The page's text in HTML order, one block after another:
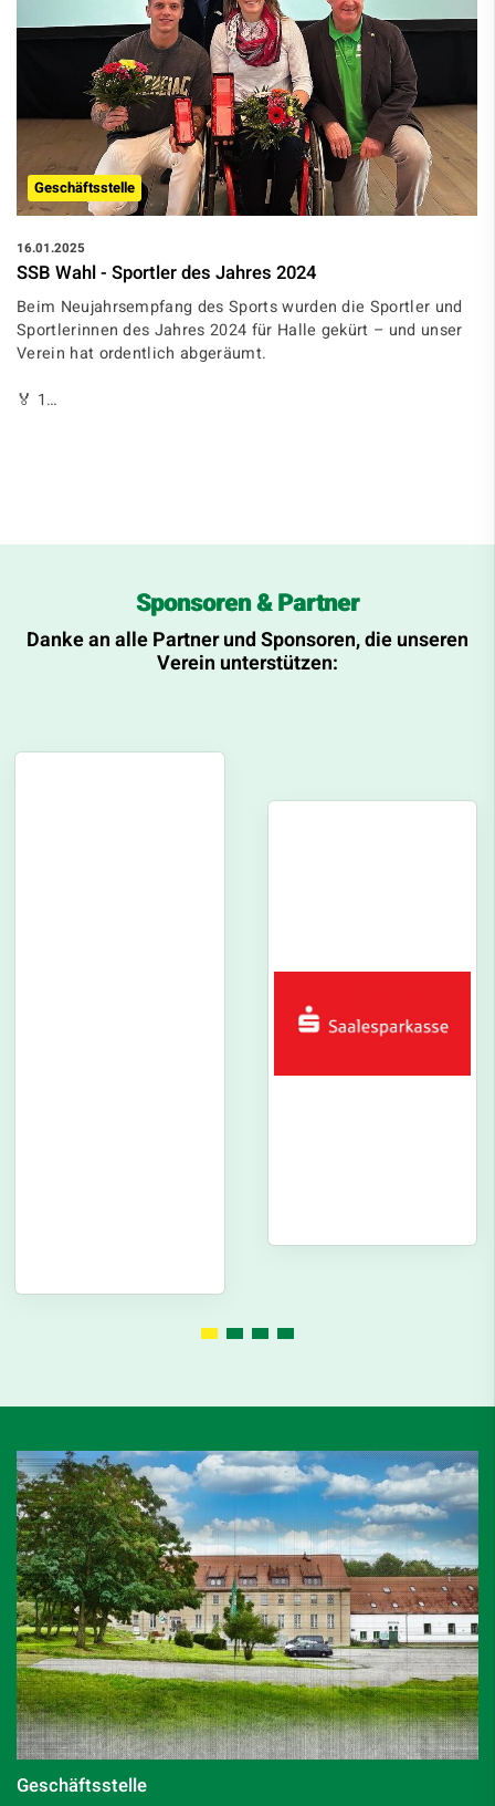
Geschäftsstelle
16.01.2025
SSB Wahl - Sportler des Jahres 2024
Beim Neujahrsempfang des Sports wurden die Sportler und
Sportlerinnen des Jahres 2024 für Halle gekürt – und unser
Verein hat ordentlich abgeräumt.
🏅 1…
Sponsoren & Partner
Danke an alle Partner und Sponsoren, die unseren
Verein unterstützen:
Geschäftsstelle